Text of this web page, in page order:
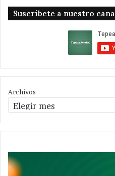
Suscribete a nuestro
Archivos